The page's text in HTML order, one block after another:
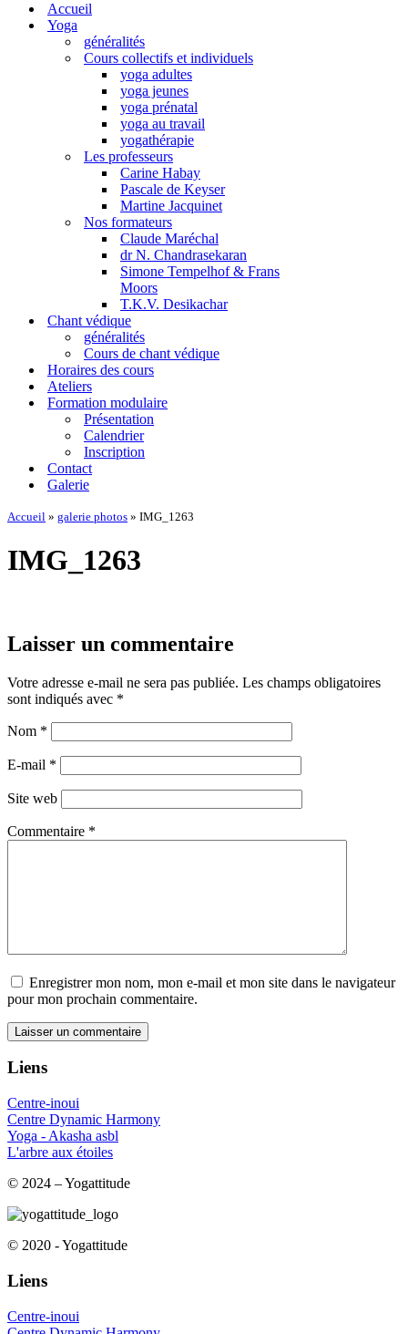
navigationAccueil
Yoga
généralités
Cours collectifs et individuels
yoga adultes
yoga jeunes
yoga prénatal
yoga au travail
yogathérapie
Les professeurs
Carine Habay
Pascale de Keyser
Martine Jacquinet
Nos formateurs
Claude Maréchal
dr N. Chandrasekaran
Simone Tempelhof & Frans
Moors
T.K.V. Desikachar
Chant védique
généralités
Cours de chant védique
Horaires des cours
Ateliers
Formation modulaire
Présentation
Calendrier
Inscription
Contact
Galerie
Accueil » galerie photos » IMG_1263
IMG_1263
Laisser un commentaire
Votre adresse e-mail ne sera pas publiée. Les champs obligatoires
sont indiqués avec *
Nom *
E-mail *
Site web
Commentaire *
Enregistrer mon nom, mon e-mail et mon site dans le navigateur
pour mon prochain commentaire.
Liens
Centre-inoui
Centre Dynamic Harmony
Yoga - Akasha asbl
L'arbre aux étoiles
© 2024 – Yogattitude
© 2020 - Yogattitude
Liens
Centre-inoui